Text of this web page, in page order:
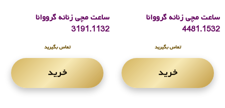
ساعت مچی زنانه گرووانا
4481.1532
تماس بگیرید
خرید
ساعت مچی زنانه گرووانا
3191.1132
تماس بگیرید
خرید